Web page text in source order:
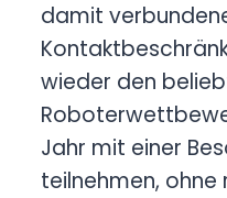
damit
wieder den
Jahr mit einer
teilnehmen, ohne